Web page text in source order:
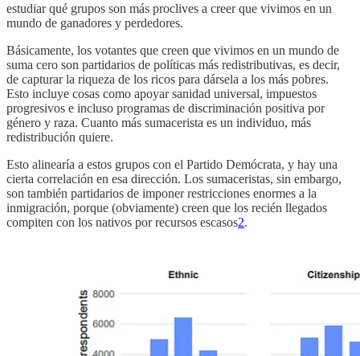
estudiar qué grupos son más proclives a creer que vivimos en un
mundo de ganadores y perdedores.
Básicamente, los votantes que creen que vivimos en un mundo de
suma cero son partidarios de políticas más redistributivas, es decir,
de capturar la riqueza de los ricos para dársela a los más pobres.
Esto incluye cosas como apoyar sanidad universal, impuestos
progresivos e incluso programas de discriminación positiva por
género y raza. Cuanto más sumacerista es un individuo, más
redistribución quiere.
Esto alinearía a estos grupos con el Partido Demócrata, y hay una
cierta correlación en esa dirección. Los sumaceristas, sin embargo,
son también partidarios de imponer restricciones enormes a la
inmigración, porque (obviamente) creen que los recién llegados
compiten con los nativos por recursos escasos2.